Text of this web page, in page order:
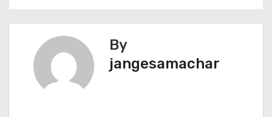
By
jangesamachar